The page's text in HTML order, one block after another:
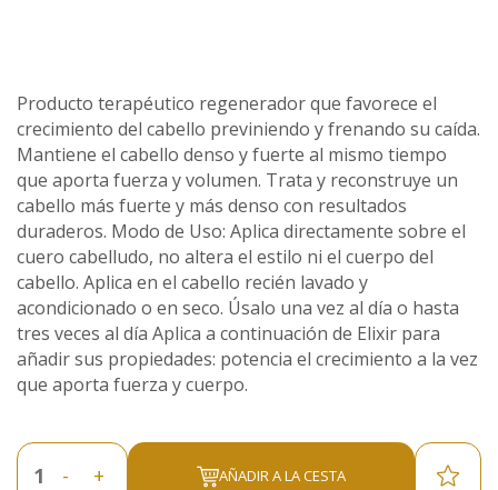
Producto terapéutico regenerador que favorece el
crecimiento del cabello previniendo y frenando su caída.
Mantiene el cabello denso y fuerte al mismo tiempo
que aporta fuerza y volumen. Trata y reconstruye un
cabello más fuerte y más denso con resultados
duraderos. Modo de Uso: Aplica directamente sobre el
cuero cabelludo, no altera el estilo ni el cuerpo del
cabello. Aplica en el cabello recién lavado y
acondicionado o en seco. Úsalo una vez al día o hasta
tres veces al día Aplica a continuación de Elixir para
añadir sus propiedades: potencia el crecimiento a la vez
que aporta fuerza y cuerpo.
- + AÑADIR A LA CESTA